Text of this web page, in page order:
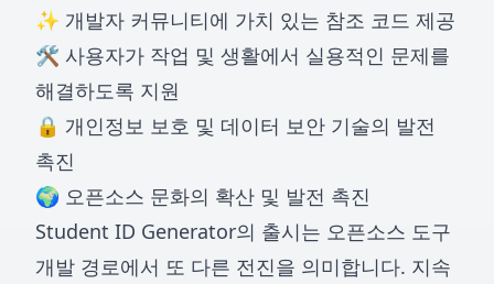
✨ 개발자 커뮤니티에 가치 있는 참조 코드 제공
🛠️ 사용자가 작업 및 생활에서 실용적인 문제를
해결하도록 지원
🔒 개인정보 보호 및 데이터 보안 기술의 발전
촉진
🌍 오픈소스 문화의 확산 및 발전 촉진
Student ID Generator의 출시는 오픈소스 도구
개발 경로에서 또 다른 전진을 의미합니다. 지속